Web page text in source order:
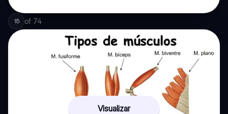
15 of 74
Visualizar